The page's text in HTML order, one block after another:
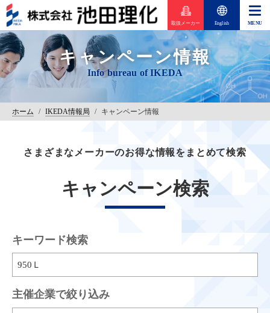
取扱メーカー English
キャンペーン情報
ホーム / IKEDA情報局 / キャンペーン情報
さまざまなメーカーのお得な情報をまとめて検索
キャンペーン検索
キーワード検索
主催企業で絞り込み